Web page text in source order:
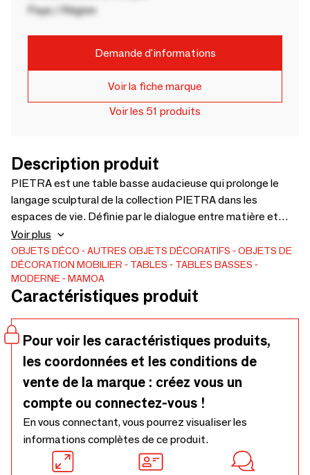
Pays / Région
Demande d'informations
Voir la fiche marque
Voir les 51 produits
Description produit
PIETRA est une table basse audacieuse qui prolonge le
langage sculptural de la collection PIETRA dans les
espaces de vie. Définie par le dialogue entre matière et
équilibre, elle associe des éléments en laiton à des surfaces
minérales contrastées, créant profondeur, texture et
présence visuelle. Pensée comme un point focal naturel,
PIETRA structure les espaces lounge avec richesse
matérielle et une élégance intemporelle. Fabriquée sur
commande au Portugal avec une attention particulière aux
matériaux et aux détails.
Voir plus
OBJETS DÉCO AUTRES OBJETS DÉCORATIFS
OBJETS DE
DÉCORATION MOBILIER TABLES
TABLES BASSES
MODERNE
MAMOA
Caractéristiques produit
Pour voir les caractéristiques produits,
les coordonnées et les conditions de
vente de la marque : créez vous un
compte ou connectez-vous !
En vous connectant, vous pourrez visualiser les
informations complètes de ce produit.